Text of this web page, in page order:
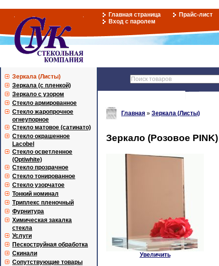
Главная страница
Прайс-лист
Вход с паролем
Зеркала (Листы)
Зеркала (с пленкой)
Зеркало с узором
Стекло армированное
Стекло жаропрочное
огнеупорное
Стекло матовое (сатинато)
Стекло окрашенное
Lacobel
Стекло осветленное
(Optiwhite)
Стекло прозрачное
Стекло тонированное
Стекло узорчатое
Тонкий номинал
Триплекс пленочный
Фурнитура
Химическая закалка
стекла
Услуги
Пескоструйная обработка
Скинали
Сопутствующие товары
Главная » Зеркала (Листы)
Зеркало (Розовое
Увеличить